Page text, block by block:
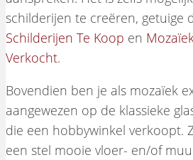
schilderijen te creëren, getuige
Schilderijen Te Koop en
Verkocht.
Bovendien ben je als mozaïek
aangewezen op de klassieke
die een hobbywinkel verkoopt.
een stel mooie vloer- en/of